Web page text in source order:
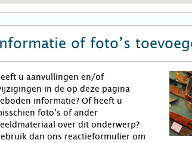
Informatie of foto’s
u aanvullingen en/of
in de op deze pagina
informatie? Of heeft u
foto’s of ander
over dit onderwerp?
dan ons reactieformulier om